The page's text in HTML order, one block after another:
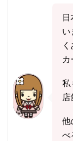
い
カ
私
店
他
べ